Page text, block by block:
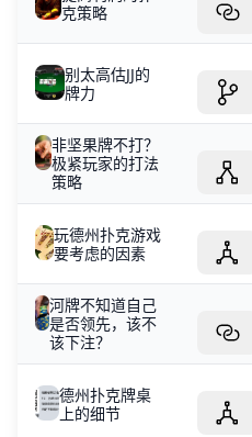
克策略
别太高估JJ的
牌力
非坚果牌不打？
极紧玩家的打法
策略
玩德州扑克游戏
要考虑的因素
河牌不知道自己
是否领先，该不
该下注？
德州扑克牌桌
上的细节